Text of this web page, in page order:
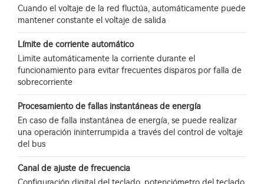
Cuando el voltaje de la red fluctúa, automáticamente puede
mantener constante el voltaje de salida
Límite de corriente automático
Limite automáticamente la corriente durante el
funcionamiento para evitar frecuentes disparos por falla de
sobrecorriente
Procesamiento de fallas instantáneas de energía
En caso de falla instantánea de energía, se puede realizar
una operación ininterrumpida a través del control de voltaje
del bus
Canal de ajuste de frecuencia